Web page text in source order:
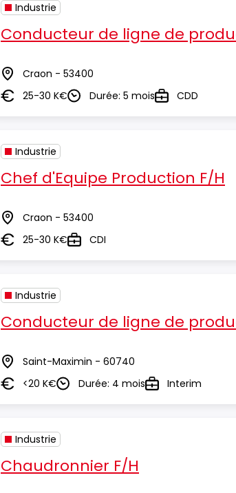
Industrie
Conducteur de ligne de
Lieu Craon - 53400
Salaire25-30 K€DuréeDurée: 5 moisTypeCDD
Industrie
Chef d'Equipe Production F/H
Lieu Craon - 53400
Salaire25-30 K€TypeCDI
Industrie
Conducteur de ligne de
Lieu Saint-Maximin - 60740
Salaire<20 K€DuréeDurée: 4 moisTypeInterim
Industrie
Chaudronnier F/H